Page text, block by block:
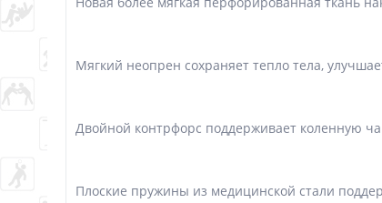
Мягкий неопрен сохраняет тепло тела,
Двойной контрфорс поддерживает коленную
Плоские пружины из медицинской стали